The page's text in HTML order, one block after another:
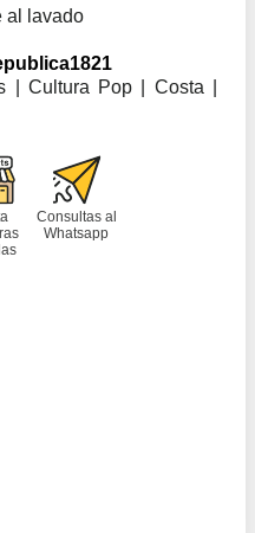
al lavado
| Cultura Pop | Costa |
Consultas al
Whatsapp